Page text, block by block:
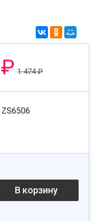
₽ 1 474₽
ZS6506
В корзину